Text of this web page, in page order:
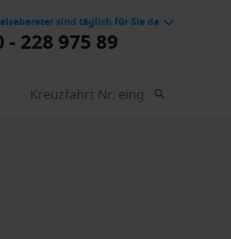
sind täglich für Sie da
- 228 975 89